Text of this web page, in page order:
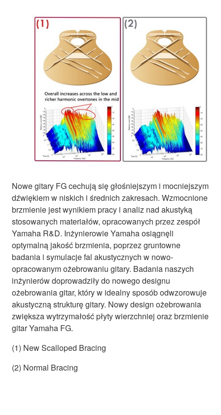
Nowe gitary FG cechują się głośniejszym i mocniejszym
dźwiękiem w niskich i średnich zakresach. Wzmocnione
brzmienie jest wynikiem pracy i analiz nad akustyką
stosowanych materiałów, opracowanych przez zespół
Yamaha R&D. Inżynierowie Yamaha osiągnęli
optymalną jakość brzmienia, poprzez gruntowne
badania i symulacje fal akustycznych w nowo-
opracowanym ożebrowaniu gitary. Badania naszych
inżynierów doprowadziły do nowego designu
ożebrowania gitar, który w idealny sposób odwzorowuje
akustyczną strukturę gitary. Nowy design ożebrowania
zwiększa wytrzymałość płyty wierzchniej oraz brzmienie
gitar Yamaha FG.
(1) New Scalloped Bracing
(2) Normal Bracing